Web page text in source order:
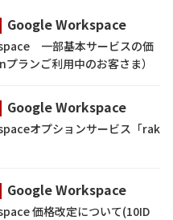
Google Workspace
一部基本サービスの価
ランご利用中のお客さま）
Google Workspace
オプションサービス「rak
Google Workspace
価格改定について(10ID